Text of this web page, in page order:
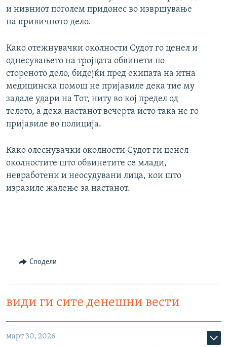
и нивниот поголем придонес во извршување
на кривичното дело.
Како отежнувачки околности Судот го ценел и
однесувањето на тројцата обвинети по
стореното дело, бидејќи пред екипата на итна
медицинска помош не пријавиле дека тие му
задале удари на Тот, ниту во кој предел од
телото, а дека настанот вечерта исто така не го
пријавиле во полиција.
Како олеснувачки околности Судот ги ценел
околностите што обвинетите се млади,
невработени и неосудувани лица, кои што
изразиле жалење за настанот.
Сподели
види ги сите денешни вести
март 30, 2026